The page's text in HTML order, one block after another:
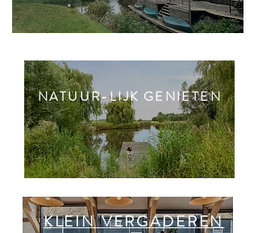
NATUUR-LIJK GENIETEN
KLEIN VERGADEREN